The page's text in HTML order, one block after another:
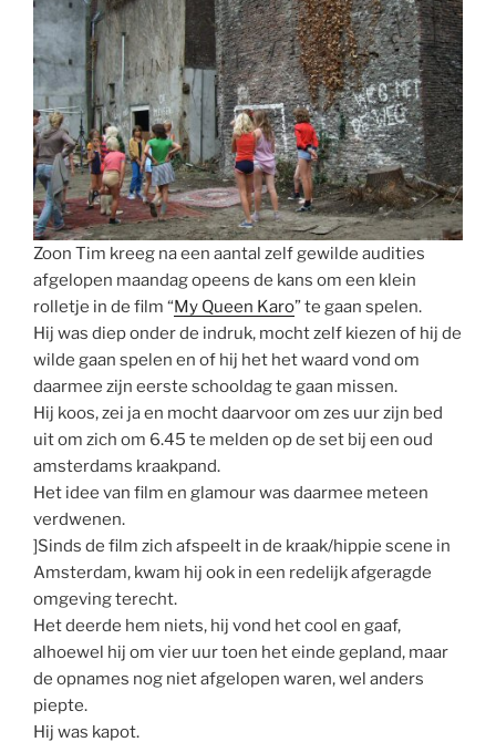
Zoon Tim kreeg na een aantal zelf gewilde audities
afgelopen maandag opeens de kans om een klein
rolletje in de film “My Queen Karo” te gaan spelen.
Hij was diep onder de indruk, mocht zelf kiezen of hij de
wilde gaan spelen en of hij het het waard vond om
daarmee zijn eerste schooldag te gaan missen.
Hij koos, zei ja en mocht daarvoor om zes uur zijn bed
uit om zich om 6.45 te melden op de set bij een oud
amsterdams kraakpand.
Het idee van film en glamour was daarmee meteen
verdwenen.
]Sinds de film zich afspeelt in de kraak/hippie scene in
Amsterdam, kwam hij ook in een redelijk afgeragde
omgeving terecht.
Het deerde hem niets, hij vond het cool en gaaf,
alhoewel hij om vier uur toen het einde gepland, maar
de opnames nog niet afgelopen waren, wel anders
piepte.
Hij was kapot.